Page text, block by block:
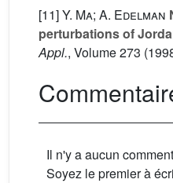
[11]Y. Ma; A. Edelman
perturbations of
Appl., Volume 273
Il n'y a aucun
Soyez le premier à